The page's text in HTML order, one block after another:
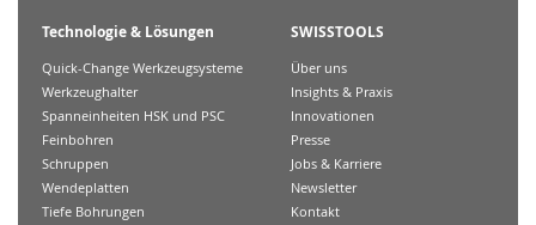
Technologie & Lösungen
Quick-Change Werkzeugsysteme
Werkzeughalter
Spanneinheiten HSK und PSC
Feinbohren
Schruppen
Wendeplatten
Tiefe Bohrungen
SWISSTOOLS
Über uns
Insights & Praxis
Innovationen
Presse
Jobs & Karriere
Newsletter
Kontakt